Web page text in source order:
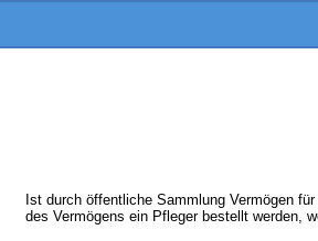
Ist durch öffentliche Sammlung Vermögen
des Vermögens ein Pfleger bestellt werden,